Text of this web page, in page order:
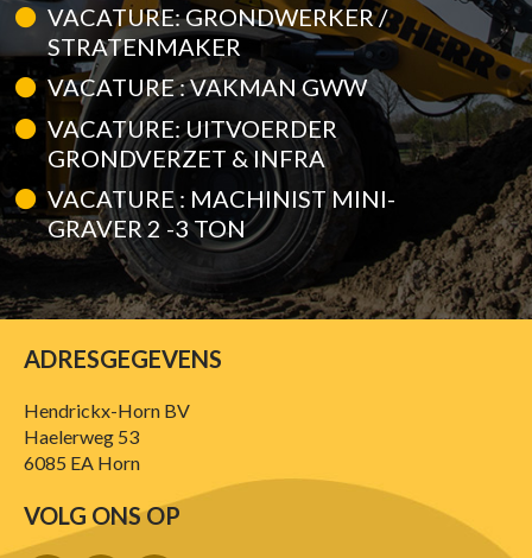
VACATURE: GRONDWERKER /
STRATENMAKER
VACATURE : VAKMAN GWW
VACATURE: UITVOERDER
GRONDVERZET & INFRA
VACATURE : MACHINIST MINI-
GRAVER 2 -3 TON
ADRESGEGEVENS
Hendrickx-Horn BV
Haelerweg 53
6085 EA Horn
VOLG ONS OP